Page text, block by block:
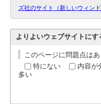
ズ社のサイト（新しいウィンド
よりよいウェブサイトにす
このページに問題点は
特にない
内容が
多い